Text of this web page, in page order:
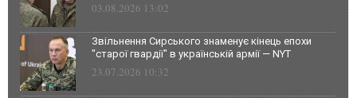
03.08.2026 13:02
Звільнення Сирського знаменує кінець епохи
"старої гвардії" в українській армії — NYT
23.07.2026 10:32